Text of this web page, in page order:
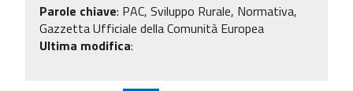
Parole chiave: PAC, Sviluppo Rurale, Normativa,
Gazzetta Ufficiale della Comunità Europea
Ultima modifica: